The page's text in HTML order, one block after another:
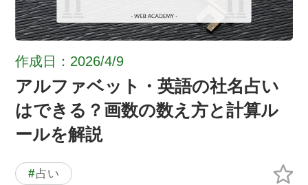
作成日：2026/4/9
アルファベット・英語の社名占い
はできる？画数の数え方と計算ル
ールを解説
#占い